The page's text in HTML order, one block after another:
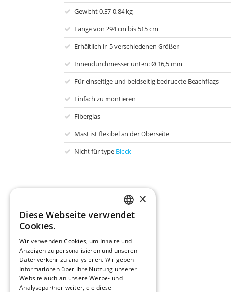
Gewicht 0,37-0,84 kg
Länge von 294 cm bis 515 cm
Erhältlich in 5 verschiedenen Größen
Innendurchmesser unten: Ø 16,5 mm
Für einseitige und beidseitig bedruckte Beachflags
Einfach zu montieren
Fiberglas
Mast ist flexibel an der Oberseite
Nicht für type Block
ENGLISH
GERMAN
FRENCH
×
Diese Webseite verwendet
Cookies.
Wir verwenden Cookies, um Inhalte und
Anzeigen zu personalisieren und unseren
Datenverkehr zu analysieren. Wir geben
Informationen über Ihre Nutzung unserer
Website auch an unsere Werbe- und
Analysepartner weiter, die diese